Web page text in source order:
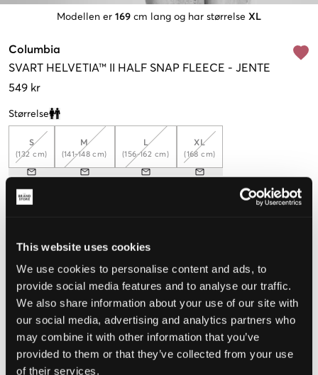
This website uses cookies
We use cookies to personalise content and ads, to
provide social media features and to analyse our traffic.
We also share information about your use of our site with
our social media, advertising and analytics partners who
may combine it with other information that you’ve
provided to them or that they’ve collected from your use
of their services.
Modellen er 169 cm lang og har størrelse XL
Columbia
SVART HELVETIA™ II HALF SNAP FLEECE - JENTE
549 kr
Størrelse
Clone modal
S
(132 cm)
M
(141-148 cm)
L
(156-162 cm)
XL
(168 cm)
STØRRELSESTABELL
VELG EN STØRRELSE
Fri frakt over 999 kr